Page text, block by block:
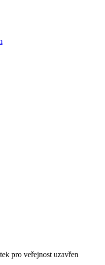
pro veřejnost uzavřen